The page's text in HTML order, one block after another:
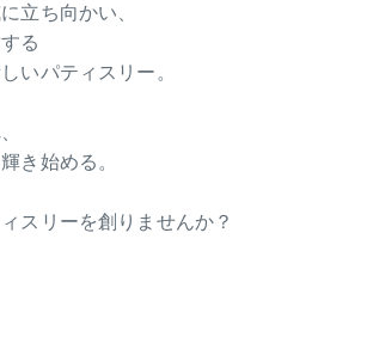
立ち向かい、
る
いパティスリー。
き始める。
スリーを創りませんか？